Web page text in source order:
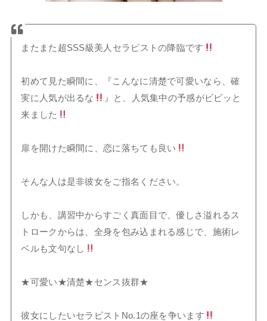
またまた超SSS級美人セラピストの降臨です
初めて見た瞬間に、『こんなに清楚で可愛いなら、確
実に人気が出るな
』と、人気集中の予感がビビッと
来ました
扉を開けた瞬間に、恋に落ちても良い
そんな人は是非彼女をご指名ください。
しかも、講習中からすごく真面目で、優しさ溢れるス
トロークからは、全身を包み込まれる感じで、施術レ
ベルも文句なし
★可愛い★清楚★センス抜群★
彼女にしたいセラピストNo.1の座を争います